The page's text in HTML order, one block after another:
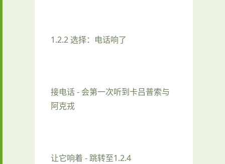
1.2.2 选择：电话响了
接电话 - 会第一次听到卡吕普索与
阿克戎
让它响着 - 跳转至1.2.4